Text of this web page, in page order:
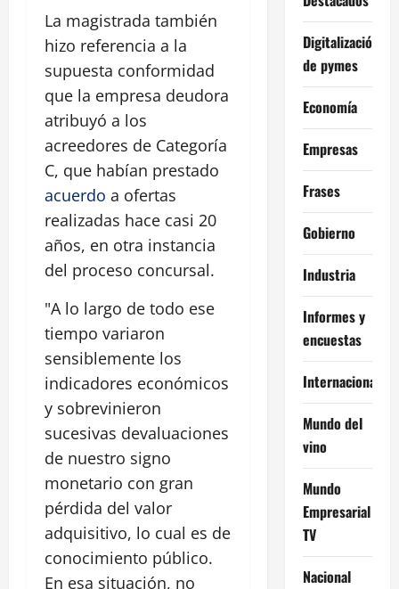
La magistrada también
hizo referencia a la
supuesta conformidad
que la empresa deudora
atribuyó a los
acreedores de Categoría
C, que habían prestado
acuerdo a ofertas
realizadas hace casi 20
años, en otra instancia
del proceso concursal.
"A lo largo de todo ese
tiempo variaron
sensiblemente los
indicadores económicos
y sobrevinieron
sucesivas devaluaciones
de nuestro signo
monetario con gran
pérdida del valor
adquisitivo, lo cual es de
conocimiento público.
En esa situación, no
Digitalización
de pymes
Economía
Empresas
Frases
Gobierno
Industria
Informes y
encuestas
Internacional
Mundo del
vino
Mundo
Empresarial
TV
Nacional